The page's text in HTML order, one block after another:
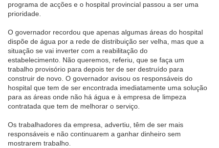
programa de acções e o hospital provincial passou a ser uma
prioridade.
O governador recordou que apenas algumas áreas do hospital
dispõe de água por a rede de distribuição ser velha, mas que a
situação se vai inverter com a reabilitação do
estabelecimento. Não queremos, referiu, que se faça um
trabalho provisório para depois ter de ser destruído para
construir de novo. O governador avisou os responsáveis do
hospital que tem de ser encontrada imediatamente uma solução
para as áreas onde não há água e à empresa de limpeza
contratada que tem de melhorar o serviço.
Os trabalhadores da empresa, advertiu, têm de ser mais
responsáveis e não continuarem a ganhar dinheiro sem
mostrarem trabalho.